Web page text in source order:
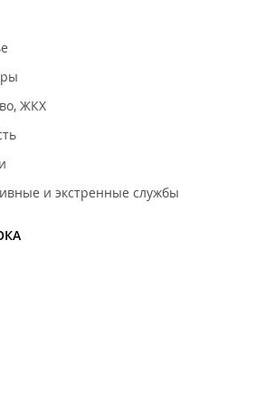
ЖКХ
и экстренные службы